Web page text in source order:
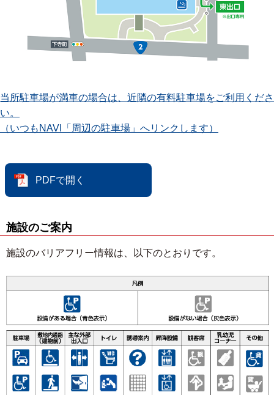
当所駐車場が満車の場合は、近隣の有料駐車場をご利用くださ
い。
（いつもNAVI「周辺の駐車場」へリンクします）
PDFで開く
施設のご案内
施設のバリアフリー情報は、以下のとおりです。